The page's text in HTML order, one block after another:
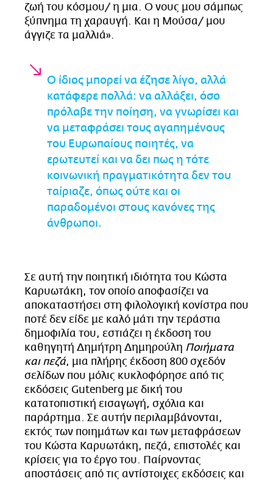
ζωή του κόσμου/ η μια. Ο νους μου σάμπως
ξύπνημα τη χαραυγή. Και η Μούσα/ μου
άγγιζε τα μαλλιά».
Ο ίδιος μπορεί να έζησε λίγο, αλλά
κατάφερε πολλά: να αλλάξει, όσο
πρόλαβε την ποίηση, να γνωρίσει και
να μεταφράσει τους αγαπημένους
του Ευρωπαίους ποιητές, να
ερωτευτεί και να δει πως η τότε
κοινωνική πραγματικότητα δεν του
ταίριαζε, όπως ούτε και οι
παραδομένοι στους κανόνες της
άνθρωποι.
Σε αυτή την ποιητική ιδιότητα του Κώστα
Καρυωτάκη, τον οποίο αποφασίζει να
αποκαταστήσει στη φιλολογική κονίστρα που
ποτέ δεν είδε με καλό μάτι την τεράστια
δημοφιλία του, εστιάζει η έκδοση του
καθηγητή Δημήτρη Δημηρούλη Ποιήματα
και πεζά, μια πλήρης έκδοση 800 σχεδόν
σελίδων που μόλις κυκλοφόρησε από τις
εκδόσεις Gutenberg με δική του
κατατοπιστική εισαγωγή, σχόλια και
παράρτημα. Σε αυτήν περιλαμβάνονται,
εκτός των ποιημάτων και των μεταφράσεων
του Κώστα Καρυωτάκη, πεζά, επιστολές και
κρίσεις για το έργο του. Παίρνοντας
αποστάσεις από τις αντίστοιχες εκδόσεις και